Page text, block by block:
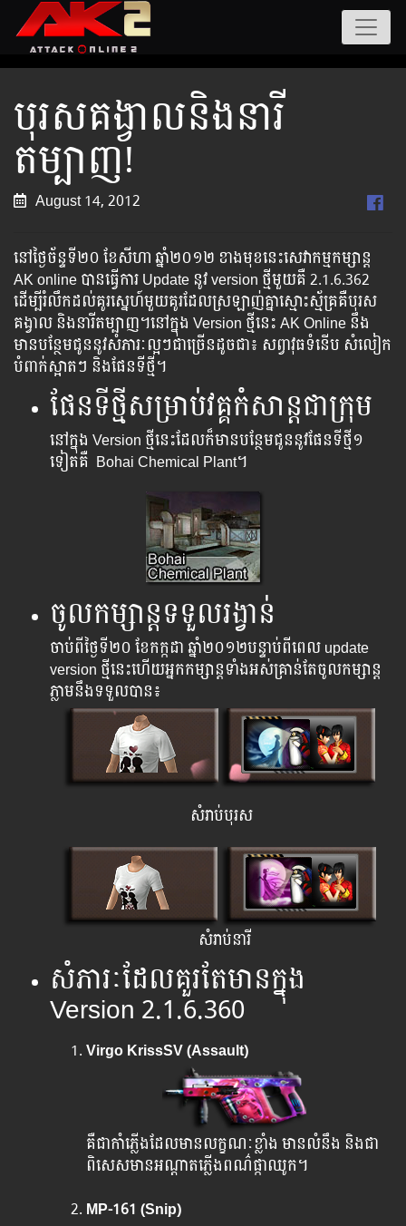
បុរសគង្វាលនិងនារី
តម្បាញ!
August 14, 2012
នៅថ្ងៃ​ច័ន្ទ​ទី​២០ ខែសីហា ឆ្នាំ២០១២ ខាង​មុខ​នេះ​សេវា​កម្ម​កម្សាន្ដ​
AK online បាន​ធ្វើ​ការ​ Update នូវ version ថ្មី​មួយ​គឺ 2.1.6.362
ដើម្បី​រំលឹក​ដល់​​គូរ​ស្នេហ៍​មួយគូរ​​ដែល​ស្រឡាញ់គ្នា​ស្មោះស្ម័គ្រ​គឺ​បុរស​
គង្វាល ​និង​​នារី​តម្បាញ។​នៅក្នុង Version ថ្មីនេះ AK Online នឹង​
មាន​​បន្ថែម​​ជូន​នូវ​​សំភារៈ​ល្អៗ​ជាច្រើន​ដូចជា៖ សព្វាវុធ​ទំនើប សំលៀក​
បំពាក់​ស្អាតៗ និង​ផែន​ទី​ថ្មី។
ផែនទីថ្មីសម្រាប់វគ្គកំសាន្តជាក្រុម
នៅក្នុង Version ថ្មី​នេះ​ដែល​ក៏​មាន​បន្ថែម​ជូន​នូវ​ផែន​ទីថ្មី​១
ទៀត​គឺ Bohai Chemical Plant។
ចូលកម្សាន្ដទទួលរង្វាន់
ចាប់ពីថ្ងៃទី២០ ខែកក្កដា ឆ្នាំ២០១២​បន្ទាប់​ពីពេល update
version ថ្មី​នេះហើយ​អ្នក​កម្សាន្ដ​​ទាំងអស់​គ្រាន់​តែ​ចូល​កម្សាន្ដ
ភ្លាម​នឹង​ទទួល​បាន៖
សំរាប់បុរស
សំរាប់នារី
សំភារៈ​ដែល​គួរ​តែ​មាន​ក្នុង
Version 2.1.6.360
Virgo KrissSV (Assault)
គឺ​ជា​កាំភ្លើង​ដែល​មាន​លក្ខណៈ​ខ្លាំង មាន​លំនឹង ​​និងជា
ពិសេស​មាន​អណ្តាតភ្លើងពណ៌ផ្កាឈូក។
MP-161 (Snip)